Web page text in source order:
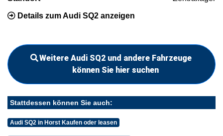
Details zum Audi SQ2 anzeigen
Weitere Audi SQ2 und andere Fahrzeuge
können Sie hier suchen
Stattdessen können Sie auch:
Audi SQ2 in Horst Kaufen oder leasen